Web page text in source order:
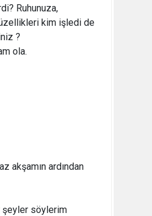
Ruhunuza,
kim işledi de
?
ola.
akşamın ardından
şeyler söylerim